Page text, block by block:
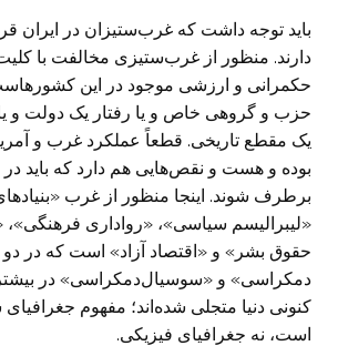
باید توجه داشت که غرب‌ستیزان در ایران
دارند. منظور از غرب‌ستیزی مخالفت با
حکمرانی و ارزشی موجود در این
حزب و گروهی خاص و یا رفتار یک دولت و یا
یک مقطع تاریخی. قطعاً عملکرد غرب و
بوده و هست و نقص‌هایی هم دارد که باید
برطرف شوند. اینجا منظور از غرب
«لیبرالیسم سیاسی»، «رواداری فرهنگی»،
حقوق بشر» و «اقتصاد آزاد» است که در
دمکراسی» و «سوسیال‌دمکراسی» در
کنونی دنیا متجلی شده‌اند؛ مفهوم
است، نه جغرافیای فیزیکی.